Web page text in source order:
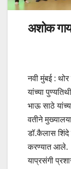
अशोक
नवी मुंबई :
यांच्या
भाऊ साठे
वतीने
डॉ.कैलास शिंदे
करण्यात आले.
याप्रसंगी